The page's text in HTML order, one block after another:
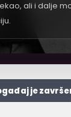
ali i dalje
je